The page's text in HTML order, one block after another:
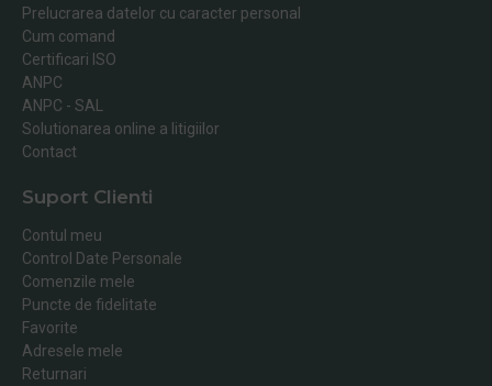
Prelucrarea datelor cu caracter personal
Cum comand
Certificari ISO
ANPC
ANPC - SAL
Solutionarea online a litigiilor
Contact
Suport Clienti
Contul meu
Control Date Personale
Comenzile mele
Puncte de fidelitate
Favorite
Adresele mele
Returnari